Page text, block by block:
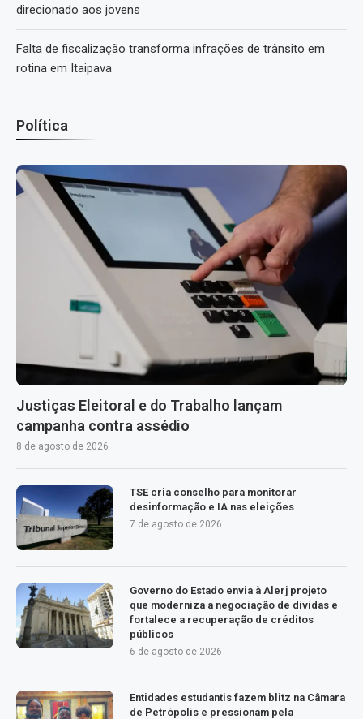
direcionado aos jovens
Falta de fiscalização transforma infrações de trânsito em
rotina em Itaipava
Política
Justiças Eleitoral e do Trabalho lançam
campanha contra assédio
8 de agosto de 2026
TSE cria conselho para monitorar
desinformação e IA nas eleições
7 de agosto de 2026
Governo do Estado envia à Alerj projeto
que moderniza a negociação de dívidas e
fortalece a recuperação de créditos
públicos
6 de agosto de 2026
Entidades estudantis fazem blitz na Câmara
de Petrópolis e pressionam pela